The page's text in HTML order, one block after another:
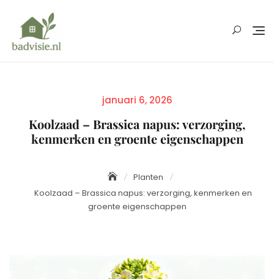
content
Posted
januari 6, 2026
Koolzaad – Brassica napus: verzorging,
kenmerken en groente eigenschappen
Planten
Koolzaad – Brassica napus: verzorging, kenmerken en
groente eigenschappen